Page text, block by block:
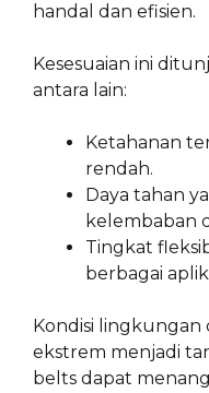
handal dan efisien.
Kesesuaian ini
antara lain:
Ketahanan
rendah.
Daya tahan
kelembaban
Tingkat
berbagai
Kondisi lingkungan
ekstrem menjadi
belts dapat